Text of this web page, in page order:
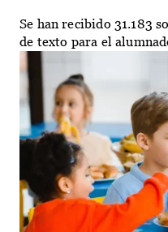
Se han recibido 31.183
de texto para el